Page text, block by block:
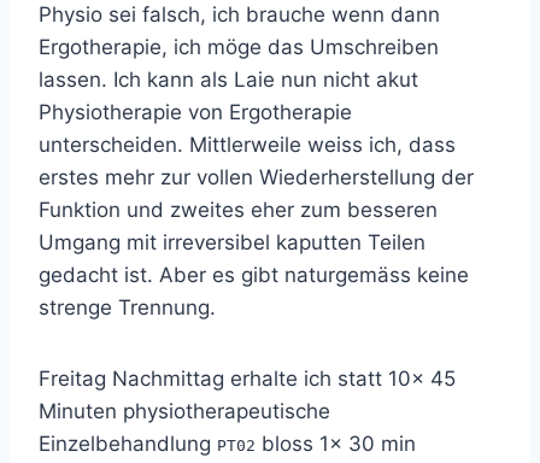
Physio sei falsch, ich brauche wenn dann
Ergotherapie, ich möge das Umschreiben
lassen. Ich kann als Laie nun nicht akut
Physiotherapie von Ergotherapie
unterscheiden. Mittlerweile weiss ich, dass
erstes mehr zur vollen Wiederherstellung der
Funktion und zweites eher zum besseren
Umgang mit irreversibel kaputten Teilen
gedacht ist. Aber es gibt naturgemäss keine
strenge Trennung.
Freitag Nachmittag erhalte ich statt 10x 45
Minuten physiotherapeutische
Einzelbehandlung PT02 bloss 1x 30 min